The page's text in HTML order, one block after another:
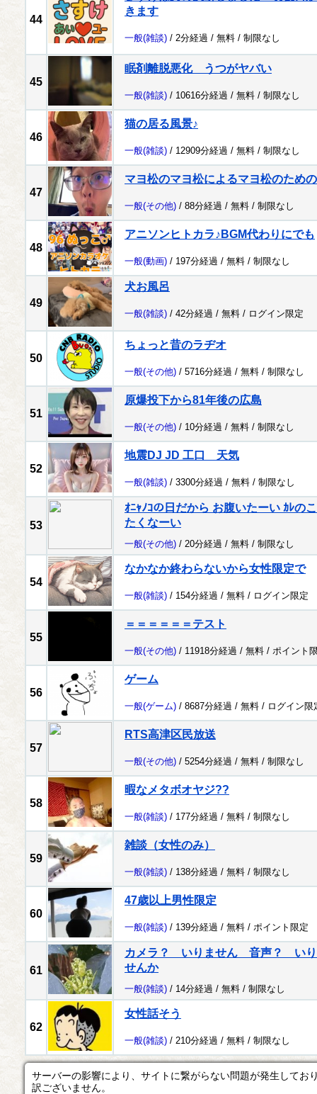
44
きます
一般(雑談) / 2分経過 / 無料 / 制限なし
45
眠剤離脱悪化 うつがヤバい
一般(雑談) / 10616分経過 / 無料 / 制限なし
46
猫の居る風景♪
一般(雑談) / 12909分経過 / 無料 / 制限なし
47
マヨ松のマヨ松によるマヨ松のため
一般(その他) / 88分経過 / 無料 / 制限なし
48
アニソンヒトカラ♪BGM代わりにでも
一般(動画) / 197分経過 / 無料 / 制限なし
49
犬お風呂
一般(雑談) / 42分経過 / 無料 / ログイン限定
50
ちょっと昔のラヂオ
一般(その他) / 5716分経過 / 無料 / 制限なし
51
原爆投下から81年後の広島
一般(その他) / 10分経過 / 無料 / 制限なし
52
地震DJ JD 工口 天気
一般(雑談) / 3300分経過 / 無料 / 制限なし
53
ｵﾆｬﾉｺの日だから お腹いたーい ｶﾚの
たくなーい
一般(その他) / 20分経過 / 無料 / 制限なし
54
なかなか終わらないから女性限定で
一般(雑談) / 154分経過 / 無料 / ログイン限定
55
＝＝＝＝＝＝テスト
一般(その他) / 11918分経過 / 無料 / ポイント
56
ゲーム
一般(ゲーム) / 8687分経過 / 無料 / ログイン限
57
RTS高津区民放送
一般(その他) / 5254分経過 / 無料 / 制限なし
58
暇なメタボオヤジ??
一般(雑談) / 177分経過 / 無料 / 制限なし
59
雑談（女性のみ）
一般(雑談) / 138分経過 / 無料 / 制限なし
60
47歳以上男性限定
一般(雑談) / 139分経過 / 無料 / ポイント限定
61
カメラ？ いりません 音声？ いり
せんか
一般(雑談) / 14分経過 / 無料 / 制限なし
62
女性話そう
一般(雑談) / 210分経過 / 無料 / 制限なし
サーバーの影響により、サイトに繋がらない問題が発生してお
訳ございません。